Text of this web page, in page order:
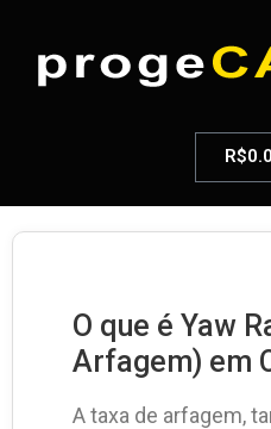
R$
O que é Yaw
Arfagem) em
A taxa de arfagem,